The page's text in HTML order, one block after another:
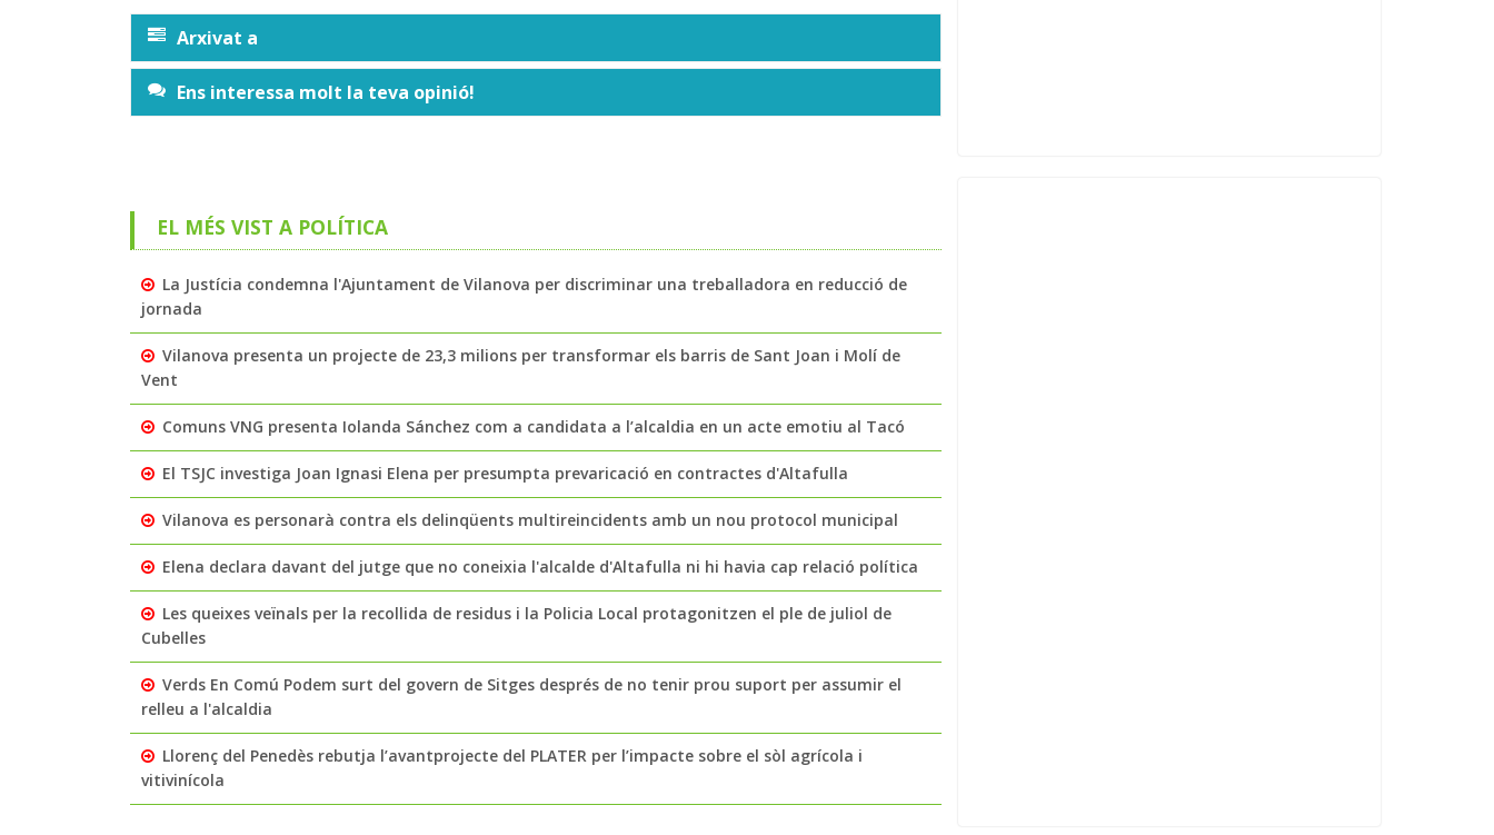
Arxivat a
Ens interessa molt la teva opinió!
EL MÉS VIST A POLÍTICA
La Justícia condemna l'Ajuntament de Vilanova per discriminar una treballadora en reducció de
jornada
Vilanova presenta un projecte de 23,3 milions per transformar els barris de Sant Joan i Molí de
Vent
Comuns VNG presenta Iolanda Sánchez com a candidata a l’alcaldia en un acte emotiu al Tacó
El TSJC investiga Joan Ignasi Elena per presumpta prevaricació en contractes d'Altafulla
Vilanova es personarà contra els delinqüents multireincidents amb un nou protocol municipal
Elena declara davant del jutge que no coneixia l'alcalde d'Altafulla ni hi havia cap relació política
Les queixes veïnals per la recollida de residus i la Policia Local protagonitzen el ple de juliol de
Cubelles
Verds En Comú Podem surt del govern de Sitges després de no tenir prou suport per assumir el
relleu a l'alcaldia
Llorenç del Penedès rebutja l’avantprojecte del PLATER per l’impacte sobre el sòl agrícola i
vitivinícola